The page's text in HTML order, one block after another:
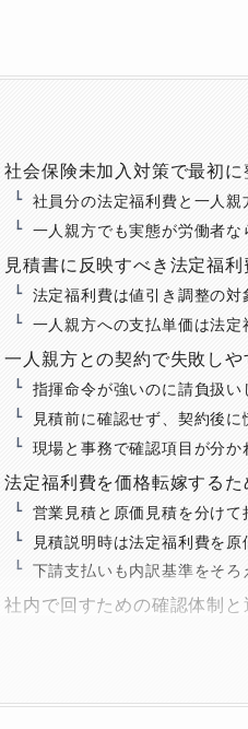
社会保険未加入対策で最初
社員分の法定福利費と一人
一人親方でも実態が労働者
見積書に反映すべき法定福
法定福利費は値引き調整の対
一人親方への支払単価は法
一人親方との契約で失敗しや
指揮命令が強いのに請負扱い
見積前に確認せず、契約後に
現場と事務で確認項目が分か
法定福利費を価格転嫁する
営業見積と原価見積を分けて
見積説明時は法定福利費を
下請支払いも内訳基準をそろ
社内で回すための確認体制